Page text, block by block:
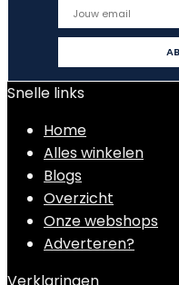
Snelle links
Home
Alles winkelen
Blogs
Overzicht
Onze webshops
Adverteren?